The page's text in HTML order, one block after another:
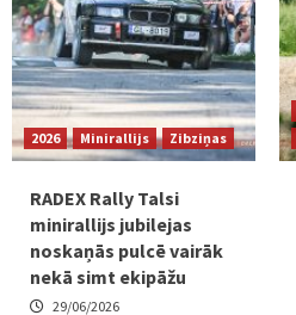
2026 Minirallijs Zibziņas
RADEX Rally Talsi
minirallijs jubilejas
noskaņās pulcē vairāk
nekā simt ekipāžu
29/06/2026